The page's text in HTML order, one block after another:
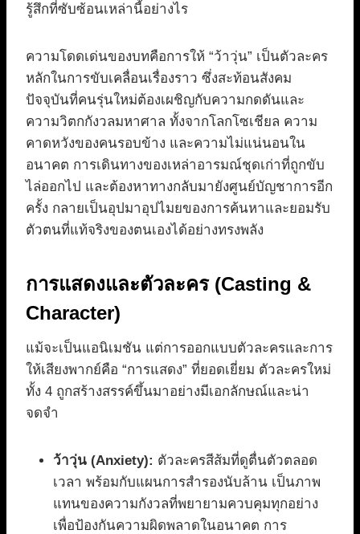
รู้สึกที่ซับซ้อนเหล่านี้อย่างไร
ความโดดเด่นของบทคือการให้ “ว้าวุ่น” เป็นตัวละคร
หลักในการขับเคลื่อนเรื่องราว ซึ่งสะท้อนสังคม
ปัจจุบันที่คนรุ่นใหม่ต้องเผชิญกับความกดดันและ
ความวิตกกังวลมหาศาล ทั้งจากโลกโซเชียล ความ
คาดหวังของคนรอบข้าง และความไม่แน่นอนใน
อนาคต การเดินทางของเหล่าอารมณ์ชุดเก่าที่ถูกขับ
ไล่ออกไป และต้องหาทางกลับมายังศูนย์บัญชาการอีก
ครั้ง กลายเป็นอุปมาอุปไมยของการค้นหาและยอมรับ
ตัวตนที่แท้จริงของตนเองได้อย่างทรงพลัง
การแสดงและตัวละคร (Casting &
Character)
แม้จะเป็นแอนิเมชัน แต่การออกแบบตัวละครและการ
ให้เสียงพากย์คือ “การแสดง” ที่ยอดเยี่ยม ตัวละครใหม่
ทั้ง 4 ถูกสร้างสรรค์ขึ้นมาอย่างมีเอกลักษณ์และน่า
จดจำ
ว้าวุ่น (Anxiety): ตัวละครสีส้มที่ดูตื่นตัวตลอด
เวลา พร้อมกับแผนการสำรองนับล้าน เป็นภาพ
แทนของความกังวลที่พยายามควบคุมทุกอย่าง
เพื่อป้องกันความผิดพลาดในอนาคต การ